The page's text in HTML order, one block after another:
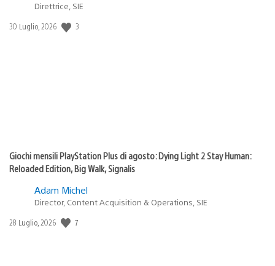
Direttrice, SIE
Data
30 Luglio, 2026 3
Giochi mensili PlayStation Plus di agosto: Dying Light 2 Stay Human:
Reloaded Edition, Big Walk, Signalis
Adam Michel
Director, Content Acquisition & Operations, SIE
Data
28 Luglio, 2026 7